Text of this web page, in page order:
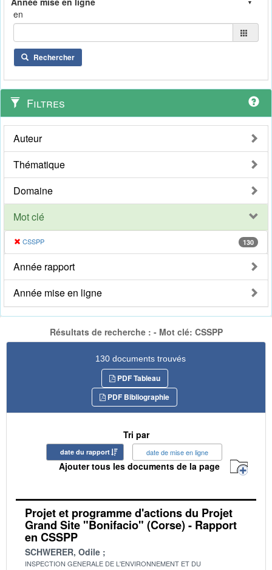
en
Rechercher
Filtres
Auteur
Thématique
Domaine
Mot clé
CSSPP 130
Année rapport
Année mise en ligne
Résultats de recherche : - Mot clé: CSSPP
130 documents trouvés
PDF Tableau
PDF Bibliographie
Tri par
date du rapport date de mise en ligne
Ajouter tous les documents de la page
Projet et programme d'actions du Projet
Grand Site "Bonifacio" (Corse) - Rapport
en CSSPP
SCHWERER, Odile
INSPECTION GENERALE DE L'ENVIRONNEMENT ET DU